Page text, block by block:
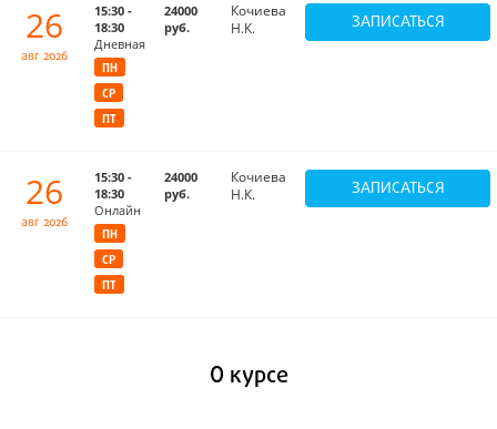
26
авг 2026
15:30 -
18:30
Дневная
ПН
СР
ПТ
24000
руб.
Кочиева
Н.К.
ЗАПИСАТЬСЯ
26
авг 2026
15:30 -
18:30
Онлайн
ПН
СР
ПТ
24000
руб.
Кочиева
Н.К.
ЗАПИСАТЬСЯ
О курсе